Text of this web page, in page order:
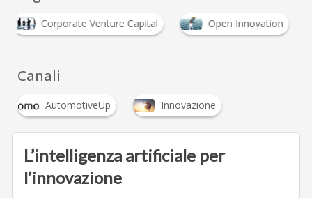
Corporate Venture Capital Open Innovation
Canali
AutomotiveUp Innovazione
L’intelligenza artificiale per
l’innovazione